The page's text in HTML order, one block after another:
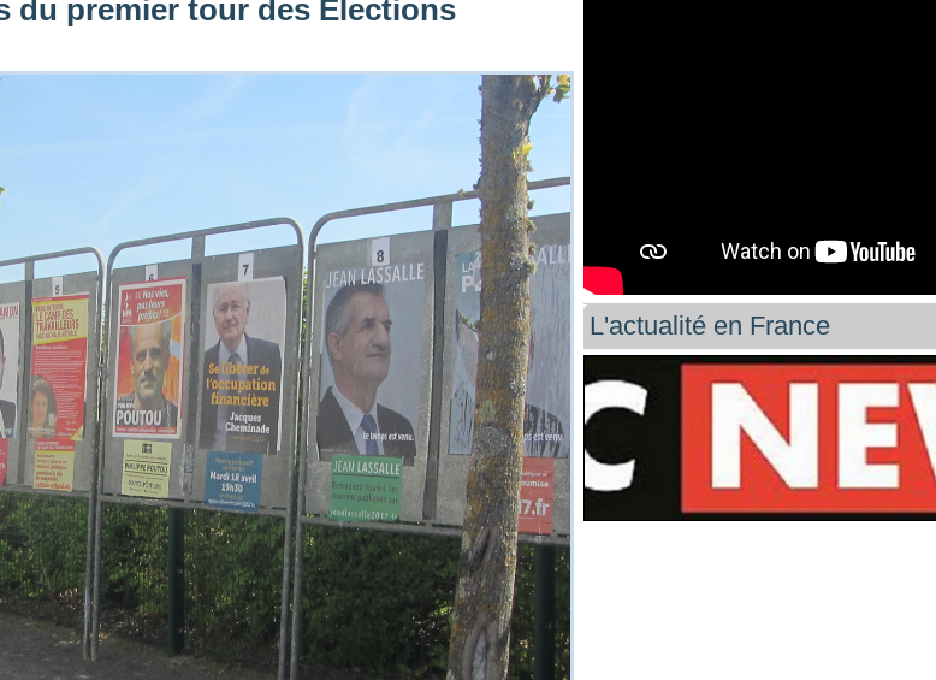
du premier tour des Elections
L'actualité en France